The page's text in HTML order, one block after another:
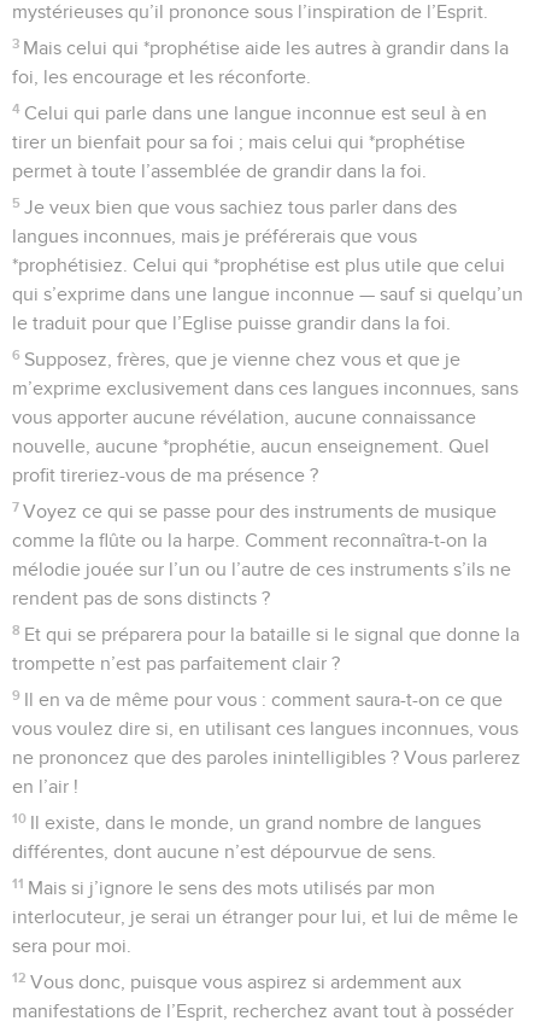
mystérieuses qu’il prononce sous l’inspiration de l’Esprit.
3 Mais celui qui *prophétise aide les autres à grandir dans la
foi, les encourage et les réconforte.
4 Celui qui parle dans une langue inconnue est seul à en
tirer un bienfait pour sa foi ; mais celui qui *prophétise
permet à toute l’assemblée de grandir dans la foi.
5 Je veux bien que vous sachiez tous parler dans des
langues inconnues, mais je préférerais que vous
*prophétisiez. Celui qui *prophétise est plus utile que celui
qui s’exprime dans une langue inconnue — sauf si quelqu’un
le traduit pour que l’Eglise puisse grandir dans la foi.
6 Supposez, frères, que je vienne chez vous et que je
m’exprime exclusivement dans ces langues inconnues, sans
vous apporter aucune révélation, aucune connaissance
nouvelle, aucune *prophétie, aucun enseignement. Quel
profit tireriez-vous de ma présence ?
7 Voyez ce qui se passe pour des instruments de musique
comme la flûte ou la harpe. Comment reconnaîtra-t-on la
mélodie jouée sur l’un ou l’autre de ces instruments s’ils ne
rendent pas de sons distincts ?
8 Et qui se préparera pour la bataille si le signal que donne la
trompette n’est pas parfaitement clair ?
9 Il en va de même pour vous : comment saura-t-on ce que
vous voulez dire si, en utilisant ces langues inconnues, vous
ne prononcez que des paroles inintelligibles ? Vous parlerez
en l’air !
10 Il existe, dans le monde, un grand nombre de langues
différentes, dont aucune n’est dépourvue de sens.
11 Mais si j’ignore le sens des mots utilisés par mon
interlocuteur, je serai un étranger pour lui, et lui de même le
sera pour moi.
12 Vous donc, puisque vous aspirez si ardemment aux
manifestations de l’Esprit, recherchez avant tout à posséder